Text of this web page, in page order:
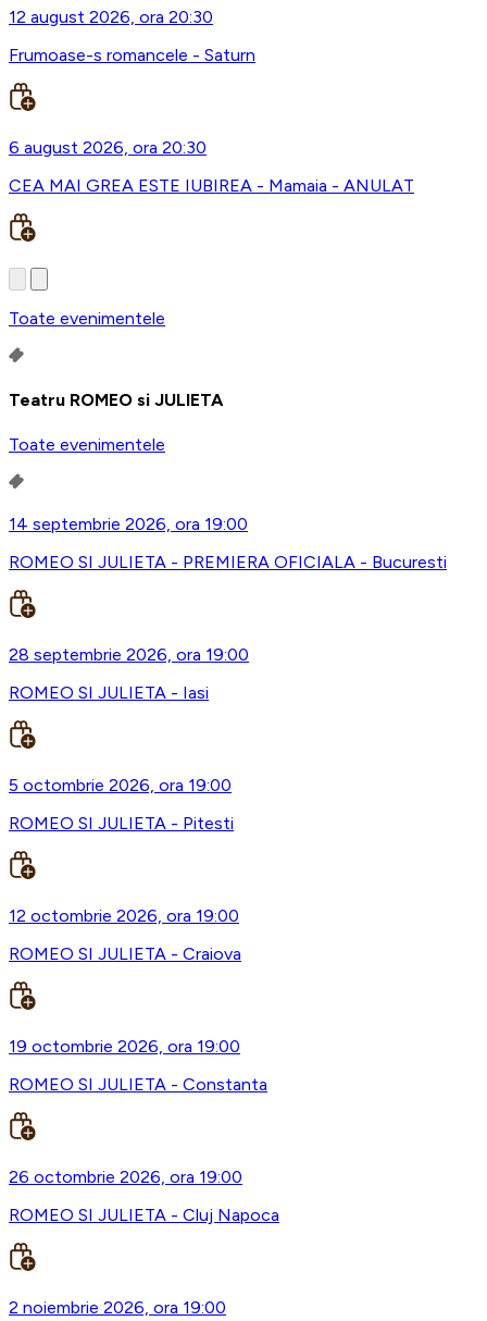
12 august 2026, ora 20:30
Frumoase-s romancele - Saturn
6 august 2026, ora 20:30
CEA MAI GREA ESTE IUBIREA - Mamaia - ANULAT
Toate evenimentele
Teatru ROMEO si JULIETA
Toate evenimentele
14 septembrie 2026, ora 19:00
ROMEO SI JULIETA - PREMIERA OFICIALA - Bucuresti
28 septembrie 2026, ora 19:00
ROMEO SI JULIETA - Iasi
5 octombrie 2026, ora 19:00
ROMEO SI JULIETA - Pitesti
12 octombrie 2026, ora 19:00
ROMEO SI JULIETA - Craiova
19 octombrie 2026, ora 19:00
ROMEO SI JULIETA - Constanta
26 octombrie 2026, ora 19:00
ROMEO SI JULIETA - Cluj Napoca
2 noiembrie 2026, ora 19:00